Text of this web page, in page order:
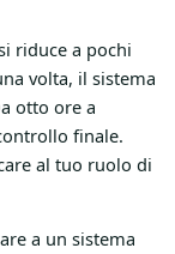
riduce a pochi
volta, il sistema
otto ore a
finale.
al tuo ruolo di
a un sistema